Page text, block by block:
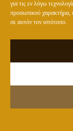
για τις εν λόγω
προσωπικού χαρακτήρα,
σε αυτόν τον ιστότοπο.
ΠΩΣ ΜΠΟΡΟΥΜΕ